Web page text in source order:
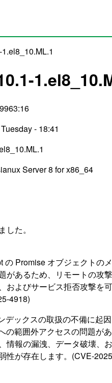
- 18:41
Server 8 for x86_64
た。
の Promise オブジェクトの
があるため、リモートの攻
およびサービス拒否攻撃を
4918)
デックスの取扱の不備に起
の範囲外アクセスの問題が
情報の漏洩、データ破壊、
性が存在します。(CVE-